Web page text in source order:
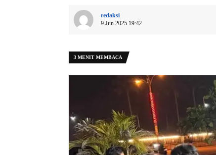
redaksi
9 Jun 2025 19:42
3 MENIT MEMBACA